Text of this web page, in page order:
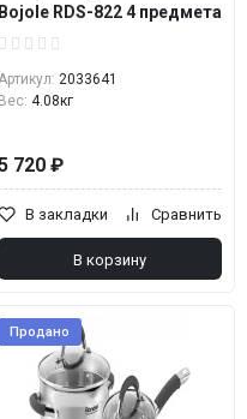
Bojole RDS-822 4 предмета
2033641
Вес: 4.08кг
720 ₽
В закладки Сравнить
В корзину
Продано